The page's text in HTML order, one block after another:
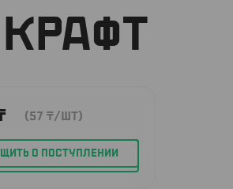
(57 ₸/ШТ)
О ПОСТУПЛЕНИИ